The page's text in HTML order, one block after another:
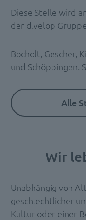
Diese Stelle wird
der d.velop
Bocholt, Gescher,
und Schöppingen.
Alle
Wir
Unabhängig von
geschlechtlicher
Kultur oder einer